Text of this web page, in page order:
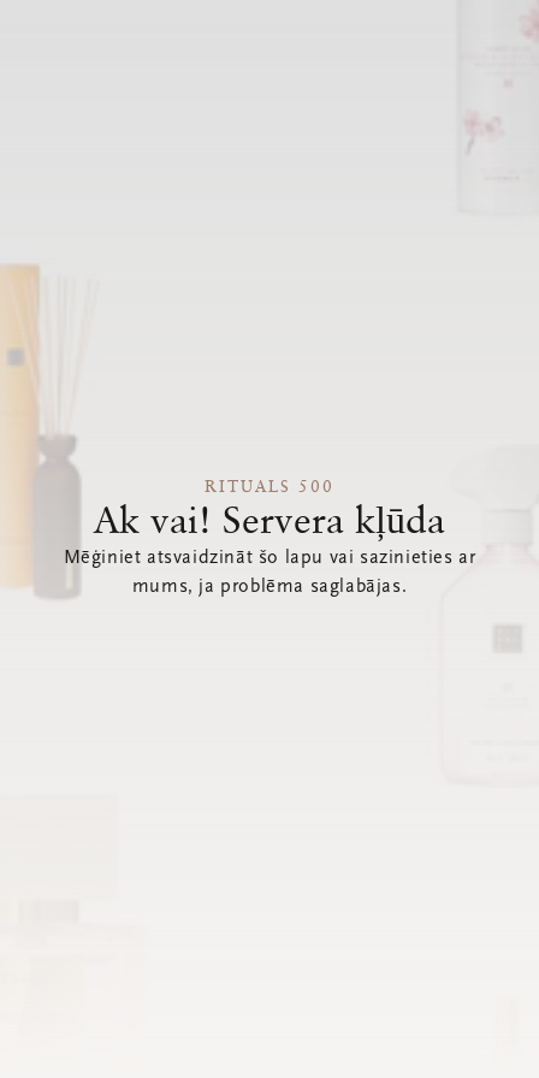
RITUALS 500
Ak vai! Servera kļūda
Mēģiniet atsvaidzināt šo lapu vai sazinieties ar
mums, ja problēma saglabājas.